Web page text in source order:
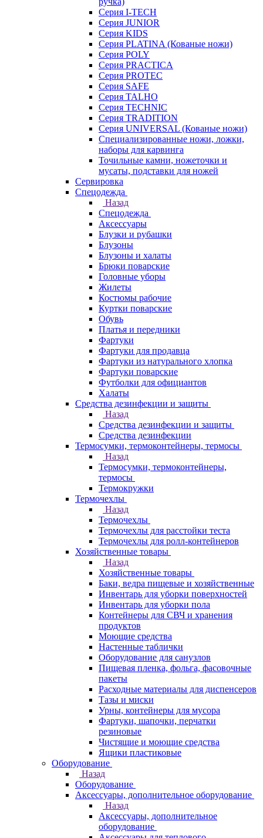
Серия I-TECH
Серия JUNIOR
Серия KIDS
Серия PLATINA (Кованые ножи)
Серия POLY
Серия PRACTICA
Серия PROTEC
Серия SAFE
Серия TALHO
Серия TECHNIC
Серия TRADITION
Серия UNIVERSAL (Кованые ножи)
Специализированные ножи, ложки,
наборы для карвинга
Точильные камни, ножеточки и
мусаты, подставки для ножей
Сервировка
Спецодежда
Назад
Спецодежда
Аксессуары
Блузки и рубашки
Блузоны
Блузоны и халаты
Брюки поварские
Головные уборы
Жилеты
Костюмы рабочие
Куртки поварские
Обувь
Платья и передники
Фартуки
Фартуки для продавца
Фартуки из натурального хлопка
Фартуки поварские
Футболки для официантов
Халаты
Средства дезинфекции и защиты
Назад
Средства дезинфекции и защиты
Средства дезинфекции
Термосумки, термоконтейнеры, термосы
Назад
Термосумки, термоконтейнеры,
термосы
Термокружки
Термочехлы
Назад
Термочехлы
Термочехлы для расстойки теста
Термочехлы для ролл-контейнеров
Хозяйственные товары
Назад
Хозяйственные товары
Баки, ведра пищевые и хозяйственные
Инвентарь для уборки поверхностей
Инвентарь для уборки пола
Контейнеры для СВЧ и хранения
продуктов
Моющие средства
Настенные таблички
Оборудование для санузлов
Пищевая пленка, фольга, фасовочные
пакеты
Расходные материалы для диспенсеров
Тазы и миски
Урны, контейнеры для мусора
Фартуки, шапочки, перчатки
резиновые
Чистящие и моющие средства
Ящики пластиковые
Оборудование
Назад
Оборудование
Аксессуары, дополнительное оборудование
Назад
Аксессуары, дополнительное
оборудование